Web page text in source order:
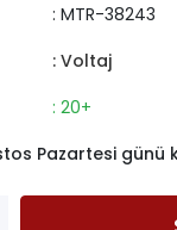
: MTR-38243
: Voltaj
: 20+
Pazartesi günü